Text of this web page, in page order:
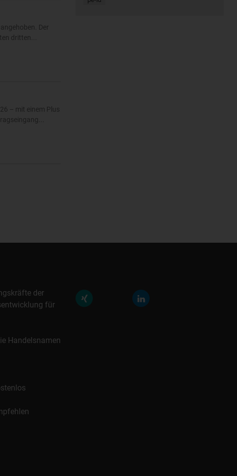
Der
dritten...
– mit einem Plus
der
für
Handelsnamen